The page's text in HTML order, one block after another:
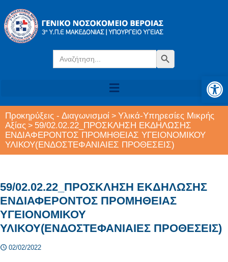
Search
for:
Search Button
Προκηρύξεις - Διαγωνισμοί > Υλικά-Υπηρεσίες Μικρής
Αξίας > 59/02.02.22_ΠΡΟΣΚΛΗΣΗ ΕΚΔΗΛΩΣΗΣ
ΕΝΔΙΑΦΕΡΟΝΤΟΣ ΠΡΟΜΗΘΕΙΑΣ ΥΓΕΙΟΝΟΜΙΚΟΥ
ΥΛΙΚΟΥ(ΕΝΔΟΣΤΕΦΑΝΙΑΙΕΣ ΠΡΟΘΕΣΕΙΣ)
59/02.02.22_ΠΡΟΣΚΛΗΣΗ ΕΚΔΗΛΩΣΗΣ
ΕΝΔΙΑΦΕΡΟΝΤΟΣ ΠΡΟΜΗΘΕΙΑΣ
ΥΓΕΙΟΝΟΜΙΚΟΥ
ΥΛΙΚΟΥ(ΕΝΔΟΣΤΕΦΑΝΙΑΙΕΣ ΠΡΟΘΕΣΕΙΣ)
02/02/2022